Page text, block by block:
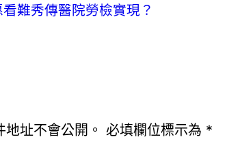
難秀傳醫院勞檢實現？
址不會公開。 必填欄位標示為 *